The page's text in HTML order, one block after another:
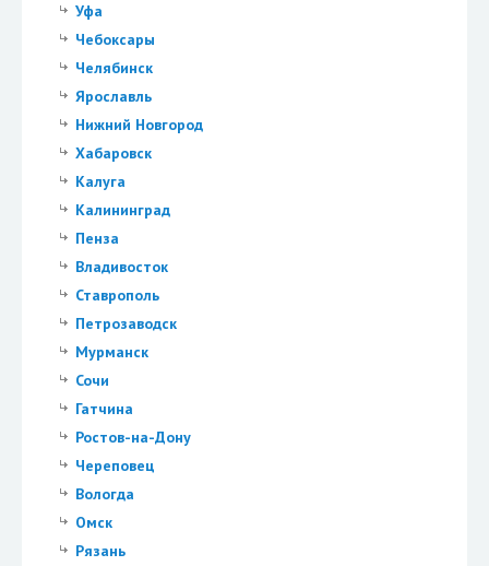
Уфа
Чебоксары
Челябинск
Ярославль
Нижний Новгород
Хабаровск
Калуга
Калининград
Пенза
Владивосток
Ставрополь
Петрозаводск
Мурманск
Сочи
Гатчина
Ростов-на-Дону
Череповец
Вологда
Омск
Рязань